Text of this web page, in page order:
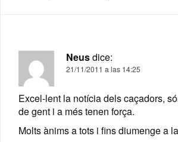
Neusdice:
21/11/2011 a las 14:25
Excel-lent la notícia dels caçadors,
de gent i a més tenen força.
Molts ànims a tots i fins diumenge a